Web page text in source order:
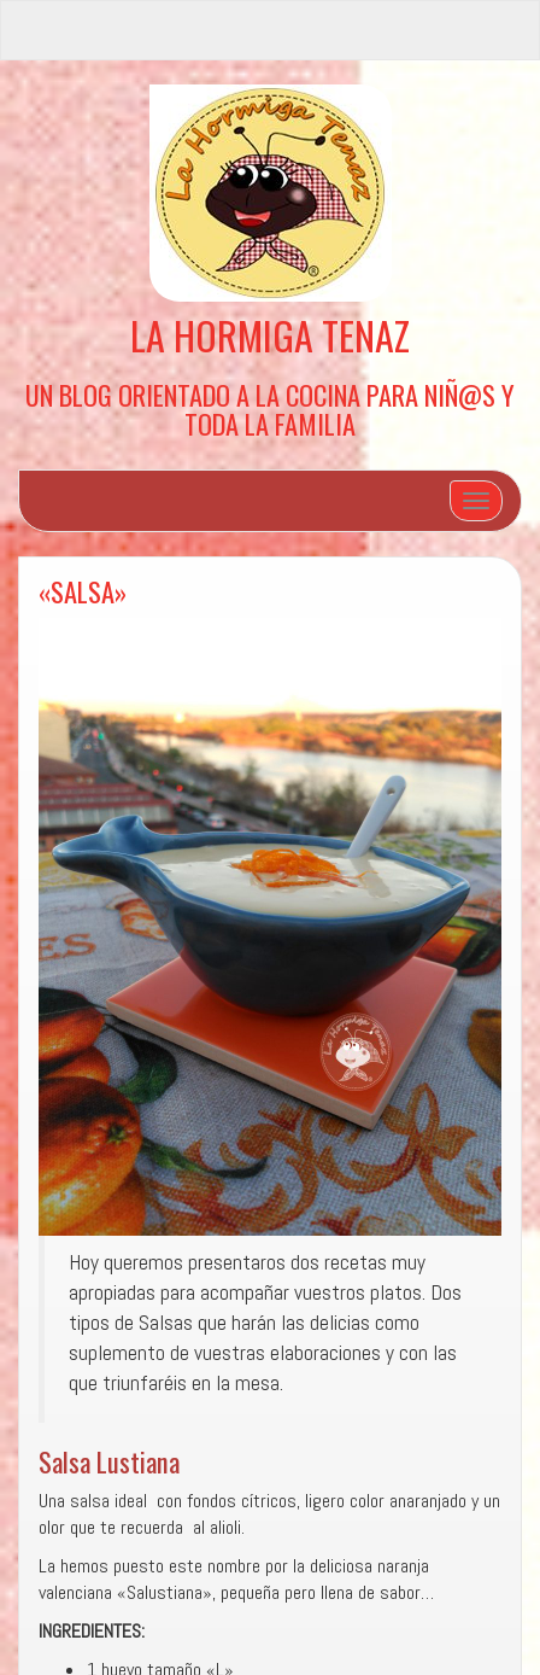
LA HORMIGA TENAZ
UN BLOG ORIENTADO A LA COCINA PARA NIÑ@S Y
TODA LA FAMILIA
Cambiar
«SALSA»
Hoy queremos presentaros dos recetas muy
apropiadas para acompañar vuestros platos. Dos
tipos de Salsas que harán las delicias como
suplemento de vuestras elaboraciones y con las
que triunfaréis en la mesa.
Salsa Lustiana
Una salsa ideal con fondos cítricos, ligero color anaranjado y un
olor que te recuerda al alioli.
La hemos puesto este nombre por la deliciosa naranja
valenciana «Salustiana», pequeña pero llena de sabor…
INGREDIENTES:
1 huevo tamaño «L»